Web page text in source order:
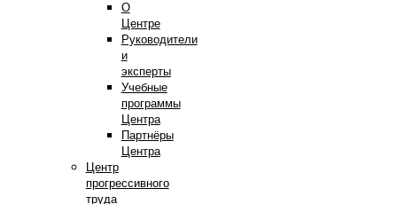
О
Центре
Руководители
и
эксперты
Учебные
программы
Центра
Партнёры
Центра
Центр
прогрессивного
труда